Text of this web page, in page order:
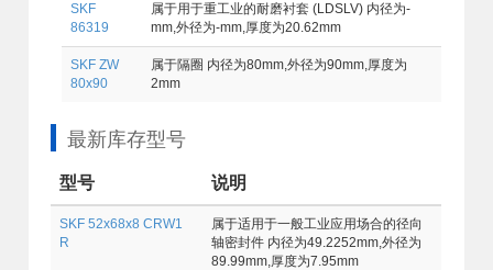
SKF
86319
属于用于重工业的耐磨衬套 (LDSLV) 内径为-
mm,外径为-mm,厚度为20.62mm
SKF ZW
80x90
属于隔圈 内径为80mm,外径为90mm,厚度为
2mm
最新库存型号
型号 说明
SKF 52x68x8 CRW1
R
属于适用于一般工业应用场合的径向
轴密封件 内径为49.2252mm,外径为
89.99mm,厚度为7.95mm